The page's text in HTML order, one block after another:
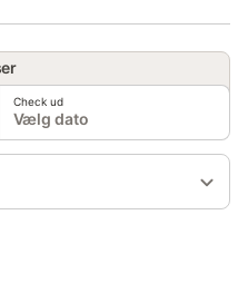
Check ud
Vælg dato